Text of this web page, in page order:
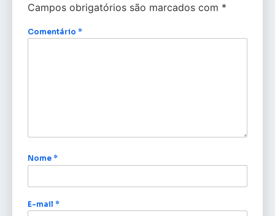
Campos obrigatórios são marcados com *
Comentário *
Nome *
E-mail *